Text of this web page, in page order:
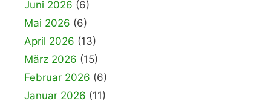
Juni 2026 (6)
Mai 2026 (6)
April 2026 (13)
März 2026 (15)
Februar 2026 (6)
Januar 2026 (11)